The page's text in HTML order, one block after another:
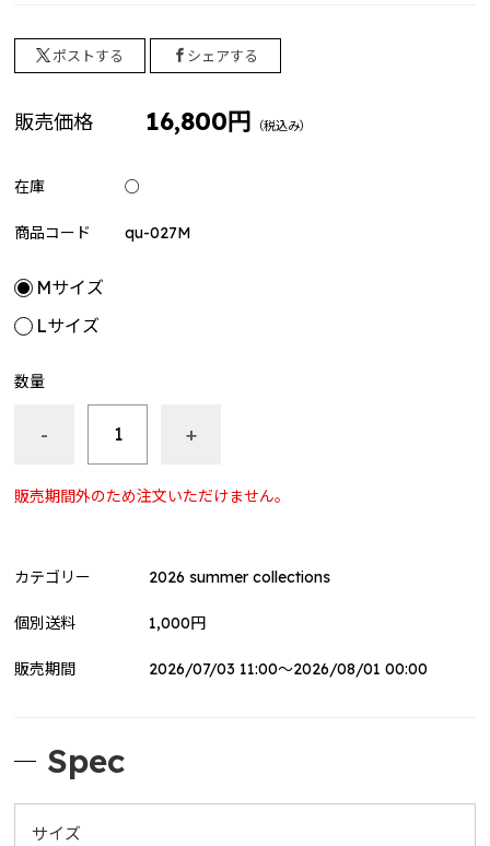
siruko Fanmeeting Tour 2025 ～かんぱい しるこの部
大好評につき再販グッズ 2025
屋～
屋～
しるはこ（BinTRoLL）
しるはこ 2024
誕生日グッズ2025
BinTRoLL
結成7周年記念グッズ
リモしる LIVE in Yokohama Arena OFFICIAL GOO
Dream Again with JUNG HAEIN
ポストする シェアする
販売価格 16,800円 （税込み）
在庫 ○
商品コード qu-027M
Mサイズ
Lサイズ
数量
- +
販売期間外のため注文いただけません。
カテゴリー 2026 summer collections
個別送料 1,000円
販売期間 2026/07/03 11:00～2026/08/01 00:00
Spec
サイズ